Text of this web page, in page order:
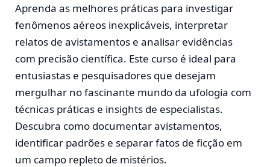
Aprenda as melhores práticas para investigar
fenômenos aéreos inexplicáveis, interpretar
relatos de avistamentos e analisar evidências
com precisão científica. Este curso é ideal para
entusiastas e pesquisadores que desejam
mergulhar no fascinante mundo da ufologia com
técnicas práticas e insights de especialistas.
Descubra como documentar avistamentos,
identificar padrões e separar fatos de ficção em
um campo repleto de mistérios.